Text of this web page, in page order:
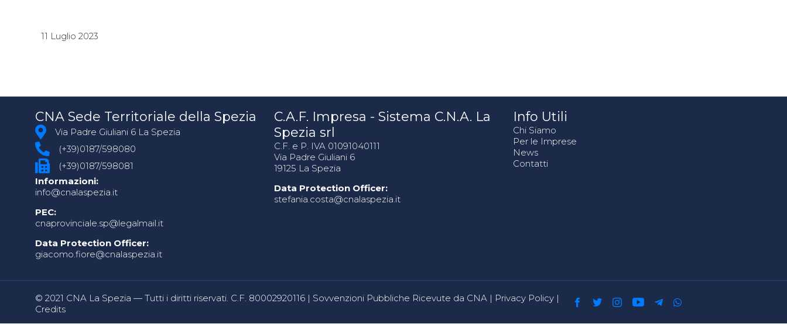
11 Luglio 2023
CNA Sede Territoriale della Spezia
Via Padre Giuliani 6 La Spezia
(+39)0187/598080
(+39)0187/598081
Informazioni:
info@cnalaspezia.it
PEC:
cnaprovinciale.sp@legalmail.it
Data Protection Officer:
giacomo.fiore@cnalaspezia.it
C.A.F. Impresa - Sistema C.N.A. La
Spezia srl
C.F. e P. IVA 01091040111
Via Padre Giuliani 6
19125 La Spezia
Data Protection Officer:
stefania.costa@cnalaspezia.it
Info Utili
Chi Siamo
Per le Imprese
News
Contatti
© 2021 CNA La Spezia — Tutti i diritti riservati. C.F. 80002920116 | Sovvenzioni Pubbliche Ricevute da CNA | Privacy Policy |
Credits